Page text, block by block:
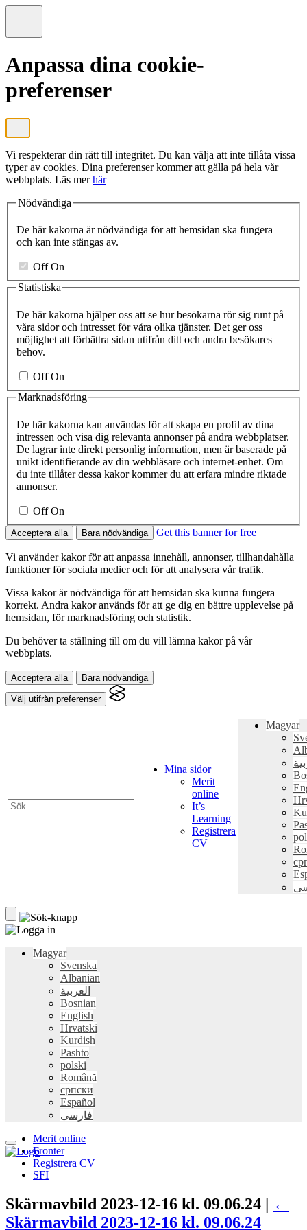
Anpassa dina cookie-
preferenser
Vi respekterar din rätt till integritet. Du kan välja att inte tillåta vissa
typer av cookies. Dina preferenser kommer att gälla på hela vår
webbplats. Läs merhär
Nödvändiga
De här kakorna är nödvändiga för att hemsidan ska fungera
och kan inte stängas av.
Off On
Statistiska
De här kakorna hjälper oss att se hur besökarna rör sig runt på
våra sidor och intresset för våra olika tjänster. Det ger oss
möjlighet att förbättra sidan utifrån ditt och andra besökares
behov.
Off On
Marknadsföring
De här kakorna kan användas för att skapa en profil av dina
intressen och visa dig relevanta annonser på andra webbplatser.
De lagrar inte direkt personlig information, men är baserade på
unikt identifierande av din webbläsare och internet-enhet. Om
du inte tillåter dessa kakor kommer du att erfara mindre riktade
annonser.
Off On
Acceptera alla Bara nödvändiga Get this banner for free
Vi använder kakor för att anpassa innehåll, annonser, tillhandahålla
funktioner för sociala medier och för att analysera vår trafik.
Vissa kakor är nödvändiga för att hemsidan ska kunna fungera
korrekt. Andra kakor används för att ge dig en bättre upplevelse på
hemsidan, för marknadsföring och statistik.
Du behöver ta ställning till om du vill lämna kakor på vår
webbplats.
Acceptera alla Bara nödvändiga
Välj utifrån preferenser
Mina sidor
Merit
online
It’s
Learning
Registrera
CV
Magyar
Magyar
Svenska
Albanian
العربية
Bosnian
English
Hrvatski
Kurdish
Pashto
polski
Română
српски
Español
فارسی
Merit online
Fronter
Registrera CV
SFI
Skärmavbild 2023-12-16 kl. 09.06.24 | ←
Skärmavbild 2023-12-16 kl. 09.06.24